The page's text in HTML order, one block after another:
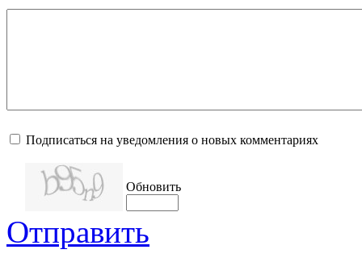
Подписаться на уведомления о новых комментариях
Обновить
Отправить